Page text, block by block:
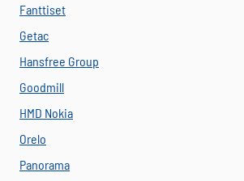
Fanttiset
Getac
Hansfree Group
Goodmill
HMD Nokia
Orelo
Panorama